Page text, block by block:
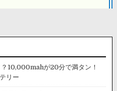
？10,000mahが20分で満タン！
リー